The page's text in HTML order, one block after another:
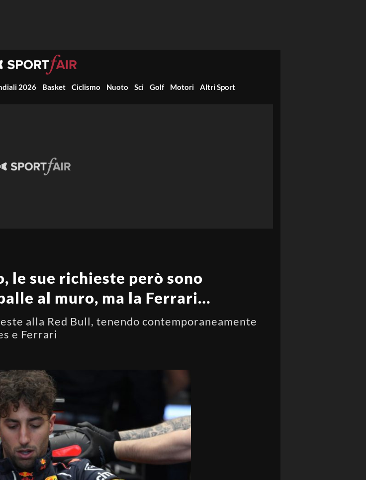
2026 Basket Ciclismo Nuoto Sci Golf Motori Altri Sport
le sue richieste però sono
al muro, ma la Ferrari…
alla Red Bull, tenendo contemporaneamente
e Ferrari